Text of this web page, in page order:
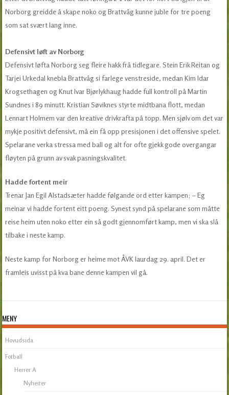
Norborg greidde å skape noko og Brattvåg kunne juble for tre poeng
som sat svært lang inne.
Defensivt løft av Norborg
Defensivt løfta Norborg seg fleire hakk frå tidlegare. Stein Erik Reitan og
Tarjei Urkedal knebla Brattvåg si farlege venstreside, medan Kim Idar
Krogsethagen og Knut Ivar Bjørlykhaug hadde full kontroll på Martin
Sundnes i 89 minutt. Kristian Søviknes styrte midtbana flott, medan
Lennart Holmem var den kreative drivkrafta på topp. Men sjølv om det var
mykje positivt defensivt, må ein få opp presisjonen i det offensive spelet.
Spelarane verka stressa med ball og alt for ofte gjekk gode overgangar
fløyten på grunn av svak pasningskvalitet.
Hadde fortent meir
Trenar Jan Egil Alstadsæter hadde følgande ord etter kampen; – Eg
meinar vi hadde fortent eitt poeng. Synest synd på spelarane som måtte
reise heim uten noko etter ein så godt gjennomført kamp, men vi ska slå
tilbake i neste kamp.
Neste kamp for Norborg er heime mot ÅVK laurdag 29. april. Det er
framleis uvisst på kva bane denne kampen vil gå.
MENY
Hovudsida
Fotball
Herrer A
Nyheiter